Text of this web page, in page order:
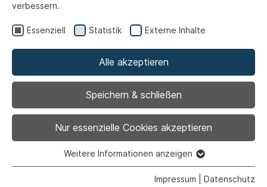
Ausschuss für Umwelt,
Klimaschutz und
Mobilität
verbessern.
Essenziell Statistik Externe Inhalte
Alle akzeptieren
Speichern & schließen
Nur essenzielle Cookies akzeptieren
Essenzielle Cookies werden für grundlegende Funktionen
Weitere Informationen anzeigen
Impressum Datenschutz